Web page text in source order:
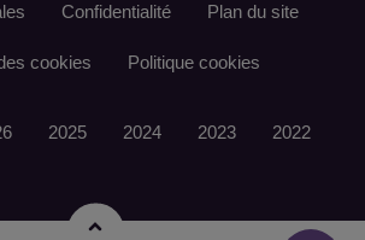
Confidentialité Plan du site
cookies Politique cookies
2025 2024 2023 2022